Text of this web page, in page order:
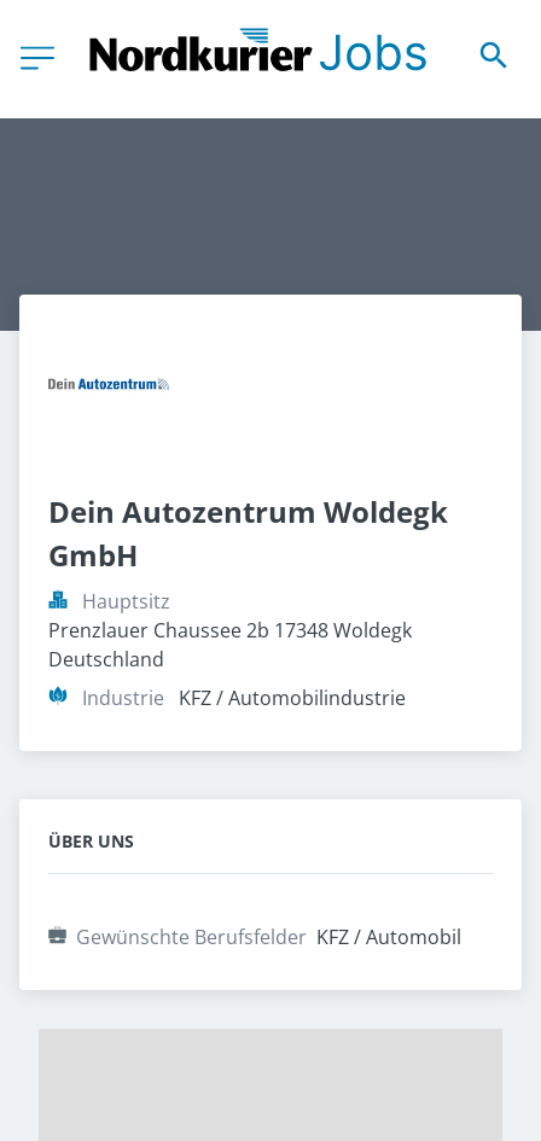
Dein Autozentrum Woldegk
GmbH
Hauptsitz
Prenzlauer Chaussee 2b 17348 Woldegk
Deutschland
Industrie
KFZ / Automobilindustrie
ÜBER UNS
Gewünschte Berufsfelder KFZ / Automobil